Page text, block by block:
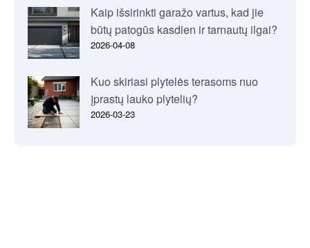
Kaip išsirinkti garažo vartus, kad jie
būtų patogūs kasdien ir tarnautų ilgai?
2026-04-08
Kuo skiriasi plytelės terasoms nuo
įprastų lauko plytelių?
2026-03-23